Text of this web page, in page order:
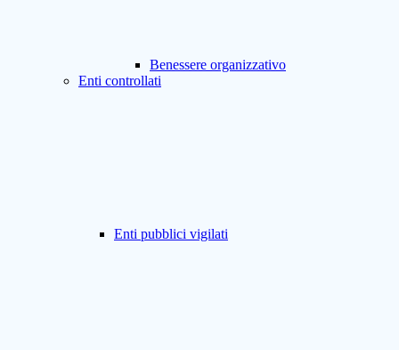
Benessere organizzativo
Enti controllati
Enti pubblici vigilati